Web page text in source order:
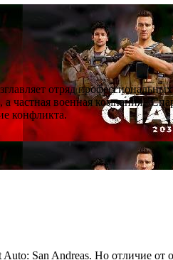
отряд
военная компания
конфликта.
San Andreas. Но отличие от